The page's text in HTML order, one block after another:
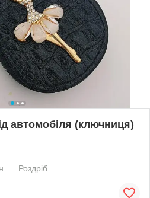
автомобіля (ключниця)
Роздріб